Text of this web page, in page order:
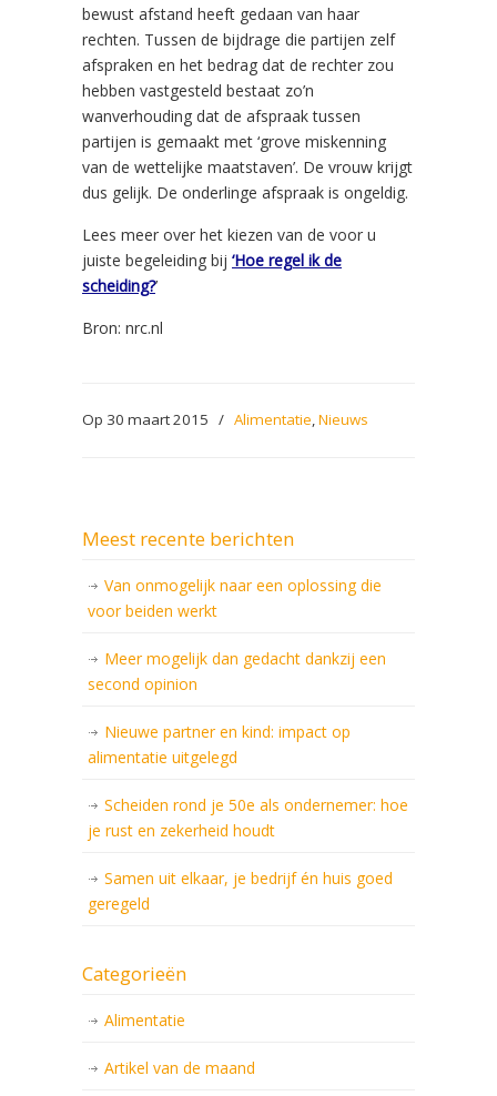
bewust afstand heeft gedaan van haar
rechten. Tussen de bijdrage die partijen zelf
afspraken en het bedrag dat de rechter zou
hebben vastgesteld bestaat zo’n
wanverhouding dat de afspraak tussen
partijen is gemaakt met ‘grove miskenning
van de wettelijke maatstaven’. De vrouw krijgt
dus gelijk. De onderlinge afspraak is ongeldig.
Lees meer over het kiezen van de voor u
juiste begeleiding bij ‘Hoe regel ik de
scheiding?’
Bron: nrc.nl
Op 30 maart 2015 / Alimentatie,Nieuws
Meest recente berichten
Van onmogelijk naar een oplossing die
voor beiden werkt
Meer mogelijk dan gedacht dankzij een
second opinion
Nieuwe partner en kind: impact op
alimentatie uitgelegd
Scheiden rond je 50e als ondernemer: hoe
je rust en zekerheid houdt
Samen uit elkaar, je bedrijf én huis goed
geregeld
Categorieën
Alimentatie
Artikel van de maand